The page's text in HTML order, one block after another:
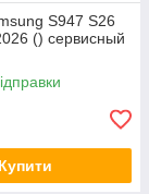
S947 S26
() сервисный
Купити